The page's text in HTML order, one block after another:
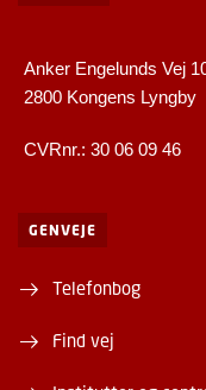
Anker Engelunds Vej
2800 Kongens Lyngby
CVRnr.: 30 06 09 46
GENVEJE
Telefonbog
Find vej